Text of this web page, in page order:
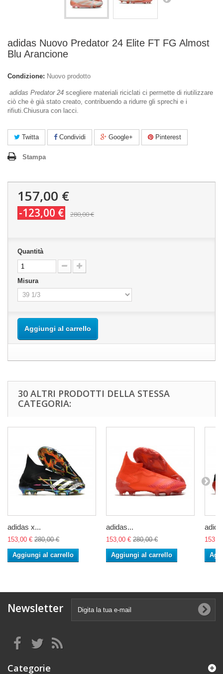
adidas Nuovo Predator 24 Elite FT FG Almost
Blu Arancione
Condizione: Nuovo prodotto
adidas Predator 24 scegliere materiali riciclati ci permette di riutilizzare
ciò che è già stato creato, contribuendo a ridurre gli sprechi e i
rifiuti.Chiusura con lacci.
Twitta Condividi Google+ Pinterest
Stampa
157,00 €
-123,00 € 280,00 €
Quantità
Misura
Aggiungi al carrello
30 ALTRI PRODOTTI DELLA STESSA
CATEGORIA:
adidas x...
153,00 € 280,00 €
Aggiungi al carrello
adidas...
153,00 € 280,00 €
Aggiungi al carrello
Newsletter
Categorie